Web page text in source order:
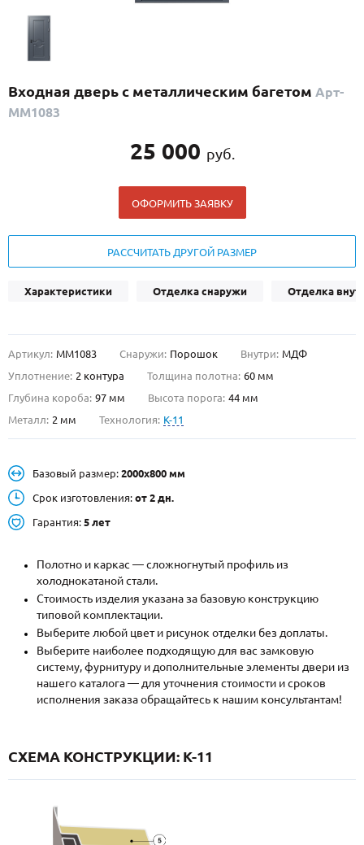
(29)
ПО НАЗНАЧЕНИЮ
ПО КОНСТРУКЦИИ
ГАЛЕРЕЯ
ОПЛАТА
УСТАНОВКА
О НАС
КОНТАКТЫ
Металлические двери от производителя с доставкой и установкой в
Москве и МО
НАЙТИ:
+7 (495) 411-44-41
INFO@META-M.RU
ЗАПРОСИТЬ РАСЧЕТ
Каталог Распродажа Как купить
Входная дверь с металлическим багетом Арт-
ММ1083
25 000 руб.
ОФОРМИТЬ ЗАЯВКУ
РАССЧИТАТЬ ДРУГОЙ РАЗМЕР
Характеристики Отделка снаружи Отделка
Артикул: ММ1083 Снаружи: Порошок Внутри: МДФ
Уплотнение: 2 контура Толщина полотна: 60 мм
Глубина короба: 97 мм Высота порога: 44 мм
Металл: 2 мм Технология: K-11
Базовый размер: 2000х800 мм
Срок изготовления: от 2 дн.
Гарантия: 5 лет
Полотно и каркас — сложногнутый профиль из
холоднокатаной стали.
Стоимость изделия указана за базовую конструкцию
типовой комплектации.
Выберите любой цвет и рисунок отделки без доплаты.
Выберите наиболее подходящую для вас замковую
систему, фурнитуру и дополнительные элементы двери из
нашего каталога — для уточнения стоимости и сроков
исполнения заказа обращайтесь к нашим консультантам!
СХЕМА КОНСТРУКЦИИ: K-11